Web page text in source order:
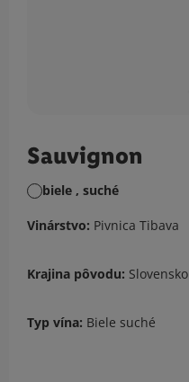
Sauvignon
biele , suché
Vinárstvo: Pivnica Tibava
Krajina pôvodu: Slovensko
Typ vína: Biele suché